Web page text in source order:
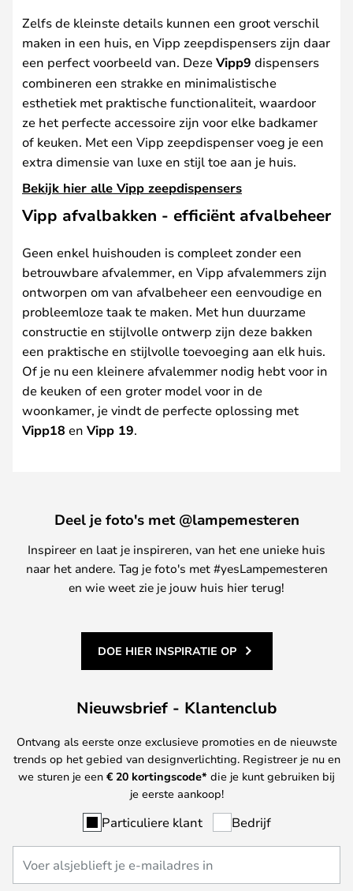
Zelfs de kleinste details kunnen een groot verschil
maken in een huis, en Vipp zeepdispensers zijn daar
een perfect voorbeeld van. DezeVipp9 dispensers
combineren een strakke en minimalistische
esthetiek met praktische functionaliteit, waardoor
ze het perfecte accessoire zijn voor elke badkamer
of keuken. Met een Vipp zeepdispenser voeg je een
extra dimensie van luxe en stijl toe aan je huis.
Bekijk hier alle Vipp zeepdispensers
Vipp afvalbakken - efficiënt afvalbeheer
Geen enkel huishouden is compleet zonder een
betrouwbare afvalemmer, en Vipp afvalemmers zijn
ontworpen om van afvalbeheer een eenvoudige en
probleemloze taak te maken. Met hun duurzame
constructie en stijlvolle ontwerp zijn deze bakken
een praktische en stijlvolle toevoeging aan elk huis.
Of je nu een kleinere afvalemmer nodig hebt voor in
de keuken of een groter model voor in de
woonkamer, je vindt de perfecte oplossing met
Vipp18 en Vipp 19.
Deel je foto's met @lampemesteren
Inspireer en laat je inspireren, van het ene unieke huis
naar het andere. Tag je foto's met #yesLampemesteren
en wie weet zie je jouw huis hier terug!
DOE HIER INSPIRATIE OP
Nieuwsbrief - Klantenclub
Ontvang als eerste onze exclusieve promoties en de nieuwste
trends op het gebied van designverlichting. Registreer je nu en
we sturen je een € 20 kortingscode* die je kunt gebruiken bij
je eerste aankoop!
Particuliere klant Bedrijf